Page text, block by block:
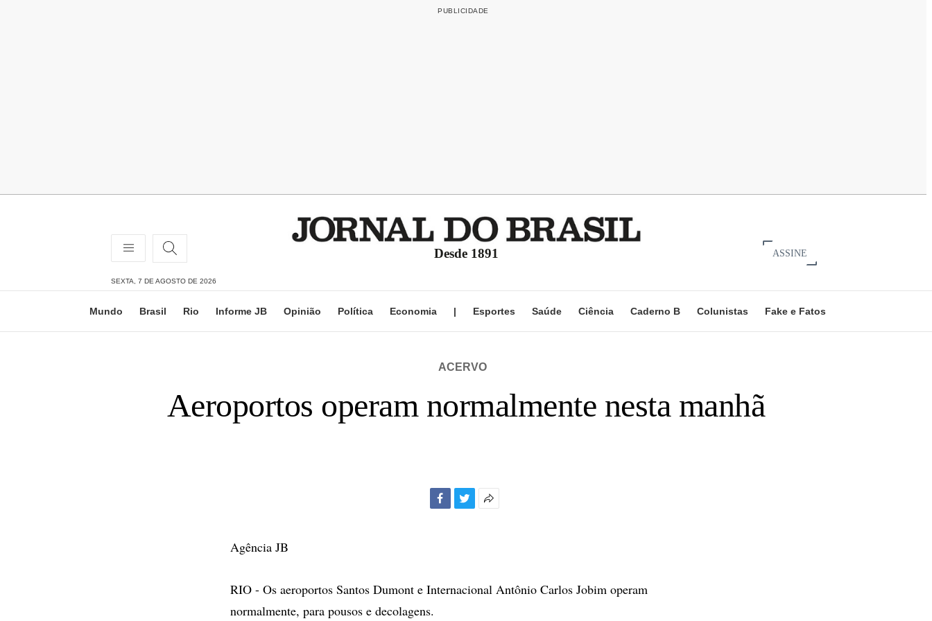
Desde 1891 ASSINE
SEXTA, 7 DE AGOSTO DE 2026
Mundo Brasil Rio Informe JB Opinião Política Economia | Esportes Saúde Ciência Caderno B Colunistas Fake e Fatos
ACERVO
Aeroportos operam normalmente nesta manhã
Agência JB
RIO - Os aeroportos Santos Dumont e Internacional Antônio Carlos Jobim operam
normalmente, para pousos e decolagens.